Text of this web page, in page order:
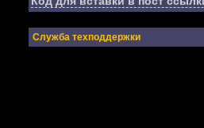
Служба техподдержки